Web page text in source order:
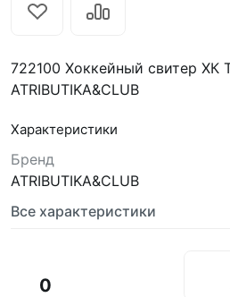
722100 Хоккейный свитер ХК
ATRIBUTIKA&CLUB
Характеристики
Бренд
ATRIBUTIKA&CLUB
Все характеристики
0